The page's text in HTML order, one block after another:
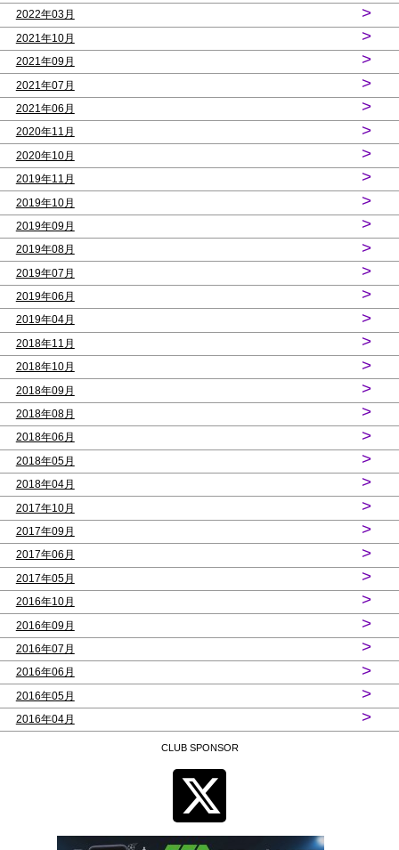
2022年03月 >
2021年10月 >
2021年09月 >
2021年07月 >
2021年06月 >
2020年11月 >
2020年10月 >
2019年11月 >
2019年10月 >
2019年09月 >
2019年08月 >
2019年07月 >
2019年06月 >
2019年04月 >
2018年11月 >
2018年10月 >
2018年09月 >
2018年08月 >
2018年06月 >
2018年05月 >
2018年04月 >
2017年10月 >
2017年09月 >
2017年06月 >
2017年05月 >
2016年10月 >
2016年09月 >
2016年07月 >
2016年06月 >
2016年05月 >
2016年04月 >
CLUB SPONSOR